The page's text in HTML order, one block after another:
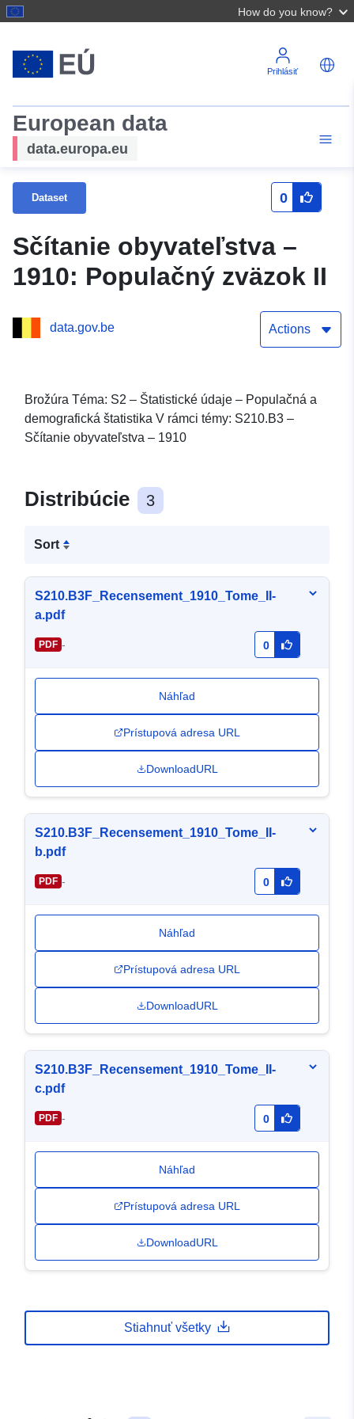
How do you know?
Prihlásiť
European data
data.europa.eu
Dataset 0
Sčítanie obyvateľstva –
1910: Populačný zväzok II
data.gov.be Actions
Brožúra Téma: S2 – Štatistické údaje – Populačná a
demografická štatistika V rámci témy: S210.B3 –
Sčítanie obyvateľstva – 1910
Distribúcie 3
Sort
S210.B3F_Recensement_1910_Tome_II-
a.pdf
PDF - 0
Náhľad
Prístupová adresa URL
DownloadURL
S210.B3F_Recensement_1910_Tome_II-
b.pdf
PDF - 0
Náhľad
Prístupová adresa URL
DownloadURL
S210.B3F_Recensement_1910_Tome_II-
c.pdf
PDF - 0
Náhľad
Prístupová adresa URL
DownloadURL
Stiahnuť všetky